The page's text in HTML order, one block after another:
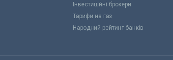
Інвестиційні брокери
Тарифи на газ
Народний рейтинг банків